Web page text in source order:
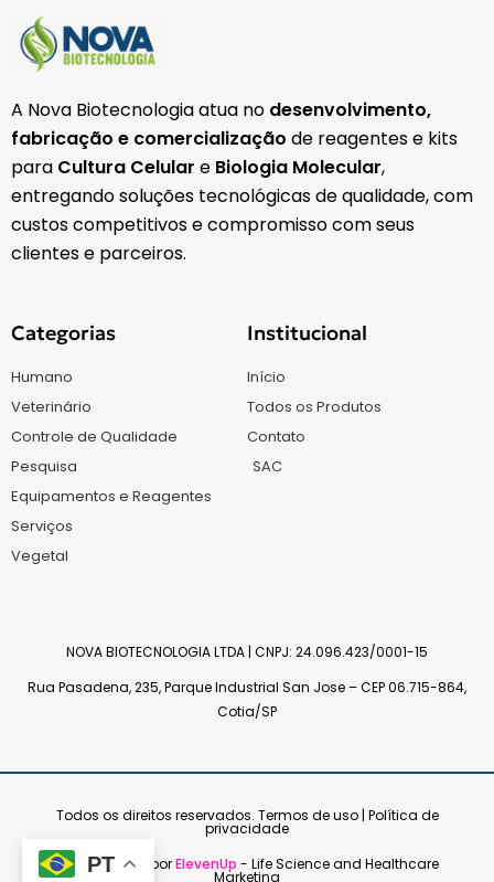
A Nova Biotecnologia atua no desenvolvimento,
fabricação e comercialização de reagentes e kits
para Cultura Celular e Biologia Molecular,
entregando soluções tecnológicas de qualidade, com
custos competitivos e compromisso com seus
clientes e parceiros.
Categorias
Humano
Veterinário
Controle de Qualidade
Pesquisa
Equipamentos e Reagentes
Serviços
Vegetal
Institucional
Início
Todos os Produtos
Contato
SAC
NOVA BIOTECNOLOGIA LTDA | CNPJ: 24.096.423/0001-15
Rua Pasadena, 235, Parque Industrial San Jose – CEP 06.715-864,
Cotia/SP
Todos os direitos reservados. Termos de uso | Política de
privacidade
Desenvolvido porElevenUp - Life Science and Healthcare
Marketing
PT